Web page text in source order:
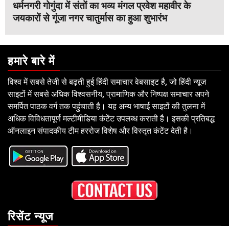
धर्मनगरी गोगुंदा में संतों का भव्य मंगल प्रवेश महावीर के
जयकारों से गूंजा नगर चातुर्मास का हुआ शुभारंभ
हमारे बारे में
विश्व में सबसे तेजी से बढ़ती हुई हिंदी समाचार वेबसाइट है, जो हिंदी न्यूज
साइटों में सबसे अधिक विश्वसनीय, प्रामाणिक और निष्पक्ष समाचार अपने
समर्पित पाठक वर्ग तक पहुंचाती है। यह अन्य भाषाई साइटों की तुलना में
अधिक विविधतापूर्ण मल्टीमीडिया कंटेंट उपलब्ध कराती है। इसकी प्रतिबद्ध
ऑनलाइन संपादकीय टीम हररोज विशेष और विस्तृत कंटेंट देती है।
रिसेंट न्यूज